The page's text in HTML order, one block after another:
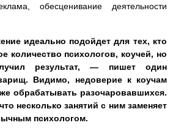
обесценивание деятельности
идеально подойдет для тех, кто
количество психологов, коучей, но
результат, — пишет один
Видимо, недоверие к коучам
обрабатывать разочаровавшихся.
несколько занятий с ним заменяет
психологом.